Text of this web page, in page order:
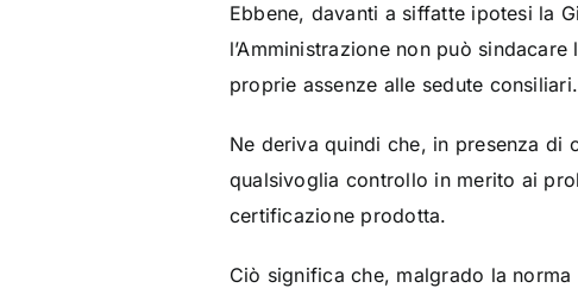
Ebbene, davanti a siffatte ipotesi la
l’Amministrazione non può
proprie assenze alle sedute consiliari.
Ne deriva quindi che, in presenza di
qualsivoglia controllo in merito ai
certificazione prodotta.
Ciò significa che, malgrado la